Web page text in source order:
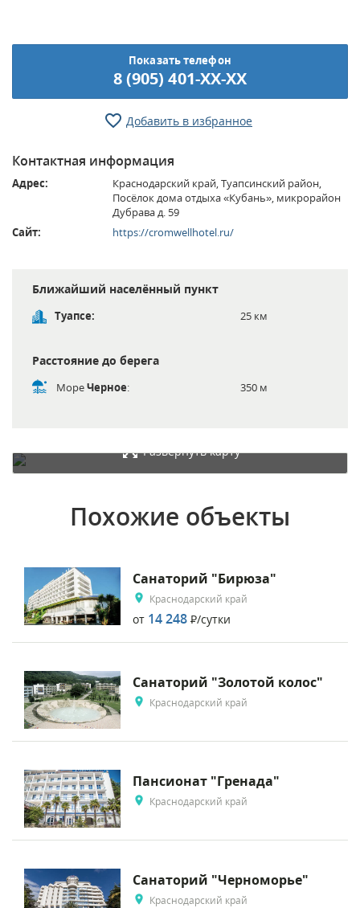
Показать телефон
8 (905) 401-XX-XX
Добавить в избранное
Контактная информация
Адрес:
Краснодарский край, Туапсинский район,
Посёлок дома отдыха «Кубань», микрорайон
Дубрава д. 59
Сайт:
https://cromwellhotel.ru/
Ближайший населённый пункт
Туапсе: 25 км
Расстояние до берега
МореЧерное: 350 м
Развернуть карту
Похожие объекты
Санаторий "Бирюза"
Краснодарский край
от 14 248 Р/сутки
Санаторий "Золотой колос"
Краснодарский край
Пансионат "Гренада"
Краснодарский край
Санаторий "Черноморье"
Краснодарский край